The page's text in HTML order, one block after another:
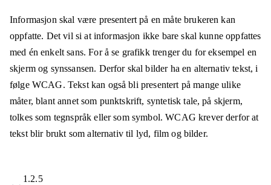
Informasjon skal være presentert på en måte brukeren kan
oppfatte. Det vil si at informasjon ikke bare skal kunne oppfattes
med én enkelt sans. For å se grafikk trenger du for eksempel en
skjerm og synssansen. Derfor skal bilder ha en alternativ tekst, i
følge WCAG. Tekst kan også bli presentert på mange ulike
måter, blant annet som punktskrift, syntetisk tale, på skjerm,
tolkes som tegnspråk eller som symbol. WCAG krever derfor at
tekst blir brukt som alternativ til lyd, film og bilder.
1.2.5